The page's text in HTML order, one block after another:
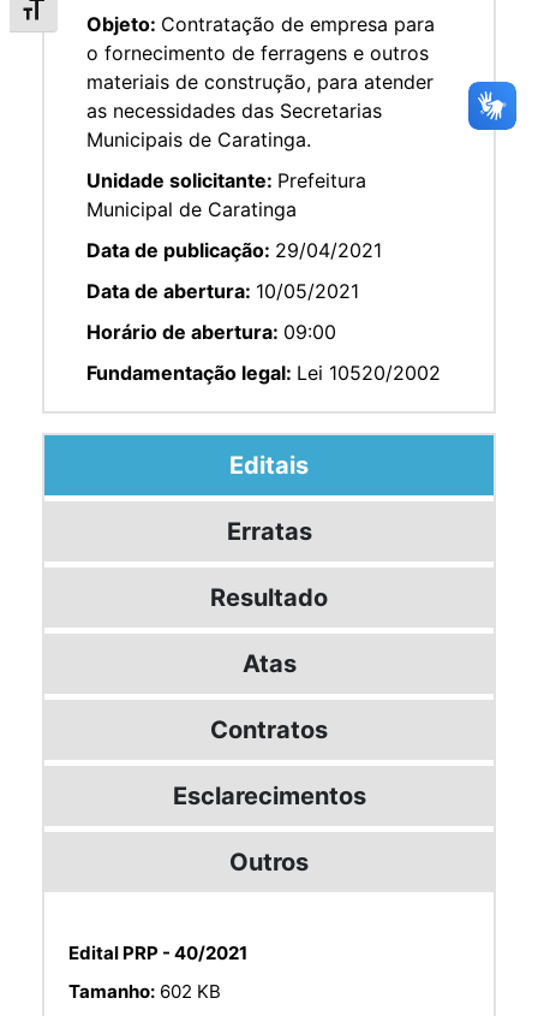
Alternar tamanho da fonte
Objeto: Contratação de empresa para
o fornecimento de ferragens e outros
materiais de construção, para atender
as necessidades das Secretarias
Municipais de Caratinga.
Unidade solicitante: Prefeitura
Municipal de Caratinga
Data de publicação: 29/04/2021
Data de abertura: 10/05/2021
Horário de abertura: 09:00
Fundamentação legal: Lei 10520/2002
Editais
Erratas
Resultado
Atas
Contratos
Esclarecimentos
Outros
Edital PRP - 40/2021
Tamanho: 602 KB